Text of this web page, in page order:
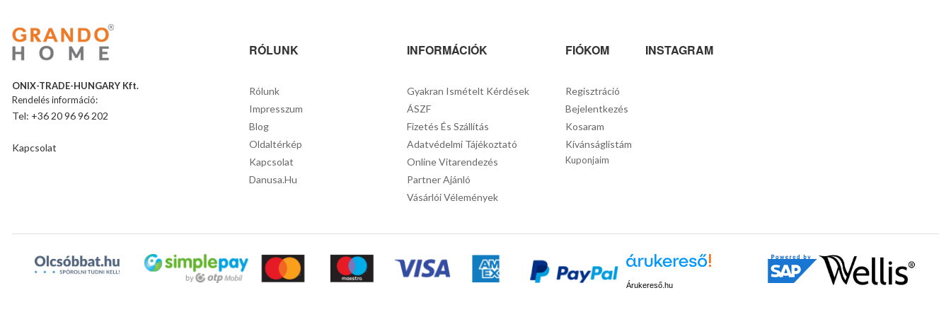
ONIX-TRADE-HUNGARY Kft.
Rendelés információ:
Tel: +36 20 96 96 202
Kapcsolat
RÓLUNK
Rólunk
Impresszum
Blog
Oldaltérkép
Kapcsolat
Danusa.hu
INFORMÁCIÓK
Gyakran Ismételt Kérdések
ÁSZF
Fizetés És Szállítás
Adatvédelmi Tájékoztató
Online Vitarendezés
Partner Ajánló
Vásárlói Vélemények
FIÓKOM
Regisztráció
Bejelentkezés
Kosaram
Kívánságlistám
Kuponjaim
INSTAGRAM
Árukereső.hu